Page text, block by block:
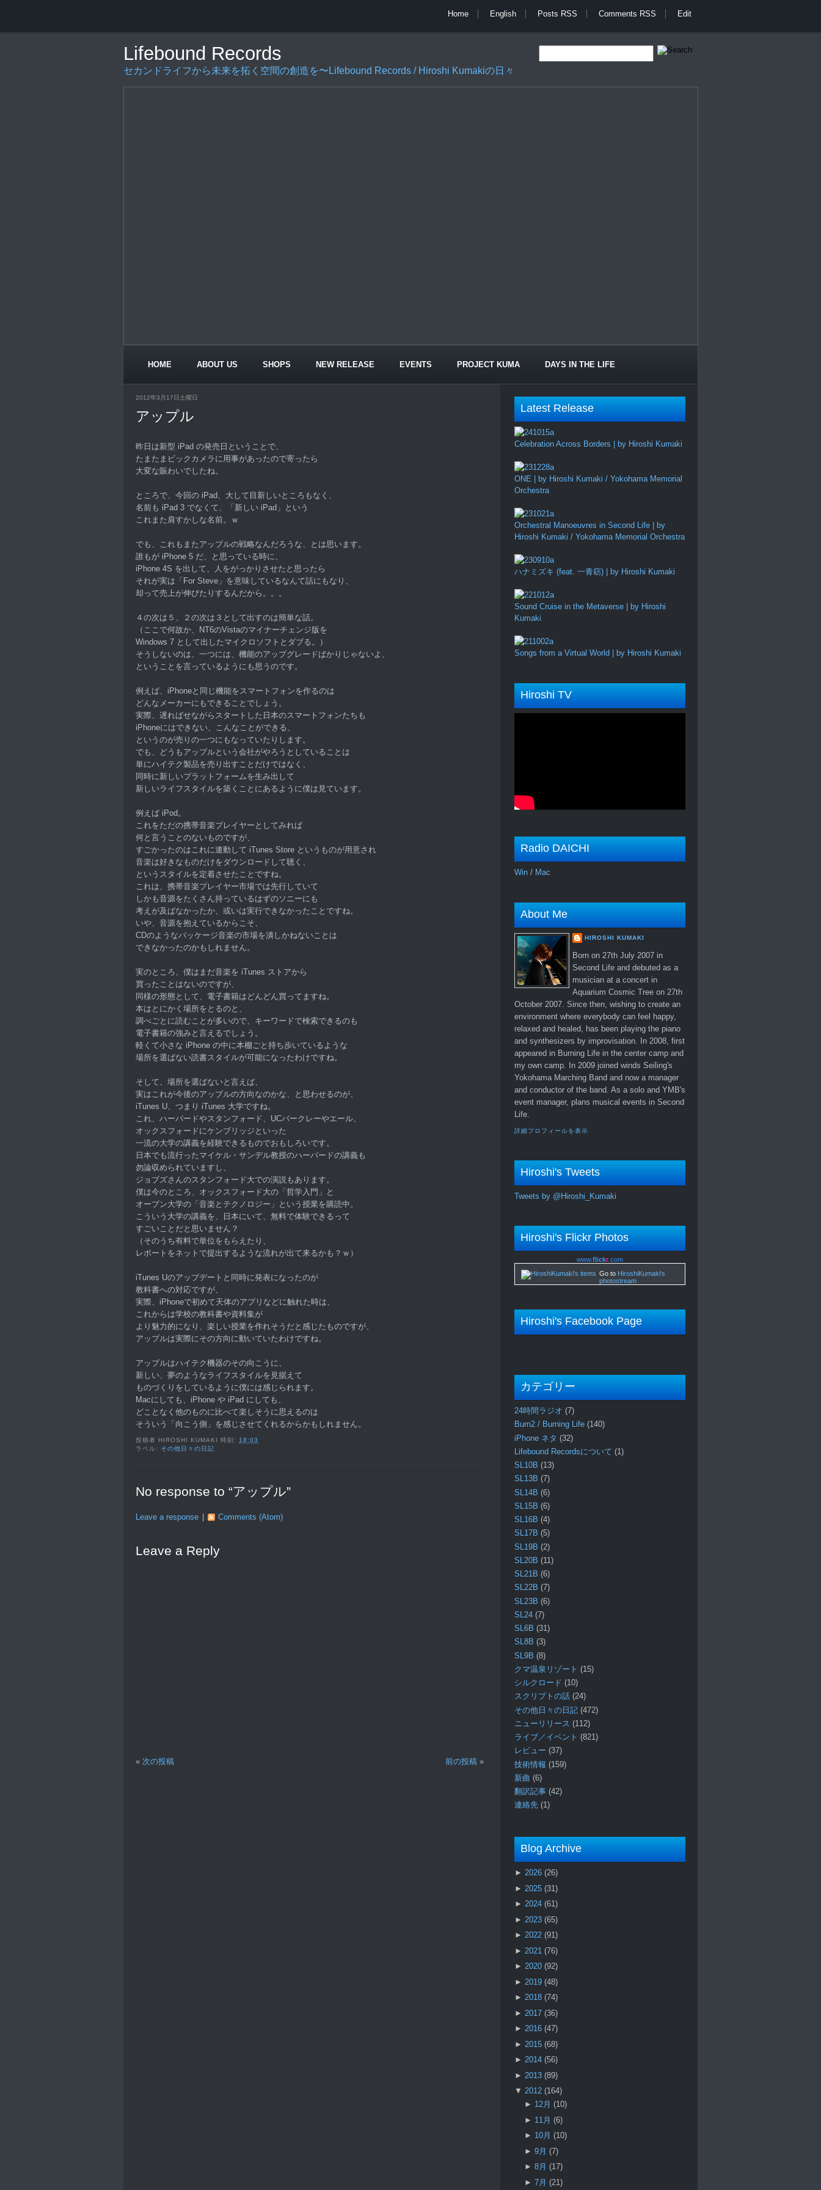
Home English Posts RSS Comments RSS Edit
Lifebound Records
セカンドライフから未来を拓く空間の創造を〜Lifebound Records / Hiroshi Kumakiの日々
HOME ABOUT US SHOPS NEW RELEASE EVENTS PROJECT KUMA DAYS IN THE LIFE
2012年3月17日土曜日
アップル
昨日は新型 iPad の発売日ということで、
たまたまビックカメラに用事があったので寄ったら
大変な賑わいでしたね。
ところで、今回の iPad、大して目新しいところもなく、
名前も iPad 3 でなくて、「新しい iPad」という
これまた肩すかしな名前。ｗ
でも、これもまたアップルの戦略なんだろうな、とは思います。
誰もが iPhone 5 だ、と思っている時に、
iPhone 4S を出して、人をがっかりさせたと思ったら
それが実は「For Steve」を意味しているなんて話にもなり、
却って売上が伸びたりするんだから。。。
４の次は５、２の次は３として出すのは簡単な話。
（ここで何故か、NT6のVistaのマイナーチェンジ版を
Windows 7 として出したマイクロソフトとダブる。）
そうしないのは、一つには、機能のアップグレードばかりじゃないよ、
ということを言っているようにも思うのです。
例えば、iPhoneと同じ機能をスマートフォンを作るのは
どんなメーカーにもできることでしょう。
実際、遅ればせながらスタートした日本のスマートフォンたちも
iPhoneにはできない、こんなことができる、
というのが売りの一つにもなっていたりします。
でも、どうもアップルという会社がやろうとしていることは
単にハイテク製品を売り出すことだけではなく、
同時に新しいプラットフォームを生み出して
新しいライフスタイルを築くことにあるように僕は見ています。
例えば iPod。
これをただの携帯音楽プレイヤーとしてみれば
何と言うことのないものですが、
すごかったのはこれに連動して iTunes Store というものが用意され
音楽は好きなものだけをダウンロードして聴く、
というスタイルを定着させたことですね。
これは、携帯音楽プレイヤー市場では先行していて
しかも音源をたくさん持っているはずのソニーにも
考えが及ばなかったか、或いは実行できなかったことですね。
いや、音源を抱えているからこそ、
CDのようなパッケージ音楽の市場を潰しかねないことは
できなかったのかもしれません。
実のところ、僕はまだ音楽を iTunes ストアから
買ったことはないのですが、
同様の形態として、電子書籍はどんどん買ってますね。
本はとにかく場所をとるのと、
調べごとに読むことが多いので、キーワードで検索できるのも
電子書籍の強みと言えるでしょう。
軽くて小さな iPhone の中に本棚ごと持ち歩いているような
場所を選ばない読書スタイルが可能になったわけですね。
そして、場所を選ばないと言えば、
実はこれが今後のアップルの方向なのかな、と思わせるのが、
iTunes U、つまり iTunes 大学ですね。
これ、ハーバードやスタンフォード、UCバークレーやエール、
オックスフォードにケンブリッジといった
一流の大学の講義を経験できるものでおもしろいです。
日本でも流行ったマイケル・サンデル教授のハーバードの講義も
勿論収められていますし、
ジョブズさんのスタンフォード大での演説もあります。
僕は今のところ、オックスフォード大の「哲学入門」と
オープン大学の「音楽とテクノロジー」という授業を購読中。
こういう大学の講義を、日本にいて、無料で体験できるって
すごいことだと思いません？
（そのうち有料で単位をもらえたり、
レポートをネットで提出するような流れが出て来るかも？ｗ）
iTunes Uのアップデートと同時に発表になったのが
教科書への対応ですが、
実際、iPhoneで初めて天体のアプリなどに触れた時は、
これからは学校の教科書や資料集が
より魅力的になり、楽しい授業を作れそうだと感じたものですが、
アップルは実際にその方向に動いていたわけですね。
アップルはハイテク機器のその向こうに、
新しい、夢のようなライフスタイルを見据えて
ものづくりをしているように僕には感じられます。
Macにしても、iPhone や iPad にしても、
どことなく他のものに比べて楽しそうに思えるのは
そういう「向こう側」を感じさせてくれるからかもしれません。
投稿者 HIROSHI KUMAKI 時刻:18:03
ラベル: その他日々の日記
No response to “アップル”
Leave a response Comments (Atom)
Leave a Reply
« 次の投稿 前の投稿 »
Latest Release
Celebration Across Borders | by Hiroshi Kumaki
ONE | by Hiroshi Kumaki / Yokohama Memorial
Orchestra
Orchestral Manoeuvres in Second Life | by
Hiroshi Kumaki / Yokohama Memorial Orchestra
ハナミズキ (feat. 一青窈) | by Hiroshi Kumaki
Sound Cruise in the Metaverse | by Hiroshi
Kumaki
Songs from a Virtual World | by Hiroshi Kumaki
Hiroshi TV
Radio DAICHI
Win / Mac
About Me
HIROSHI KUMAKI
Born on 27th July 2007 in
Second Life and debuted as a
musician at a concert in
Aquarium Cosmic Tree on 27th
October 2007. Since then, wishing to create an
environment where everybody can feel happy,
relaxed and healed, has been playing the piano
and synthesizers by improvisation. In 2008, first
appeared in Burning Life in the center camp and
my own camp. In 2009 joined winds Seiling's
Yokohama Marching Band and now a manager
and conductor of the band. As a solo and YMB's
event manager, plans musical events in Second
Life.
詳細プロフィールを表示
Hiroshi's Tweets
Tweets by @Hiroshi_Kumaki
Hiroshi's Flickr Photos
www.flickr .com
Go to HiroshiKumaki's
photostream
Hiroshi's Facebook Page
カテゴリー
24時間ラジオ (7)
Burn2 / Burning Life (140)
iPhone ネタ (32)
Lifebound Recordsについて (1)
SL10B (13)
SL13B (7)
SL14B (6)
SL15B (6)
SL16B (4)
SL17B (5)
SL19B (2)
SL20B (11)
SL21B (6)
SL22B (7)
SL23B (6)
SL24 (7)
SL6B (31)
SL8B (3)
SL9B (8)
クマ温泉リゾート (15)
シルクロード (10)
スクリプトの話 (24)
その他日々の日記 (472)
ニューリリース (112)
ライブ／イベント (821)
レビュー (37)
技術情報 (159)
新曲 (6)
翻訳記事 (42)
連絡先 (1)
Blog Archive
► 2026 (26)
► 2025 (31)
► 2024 (61)
► 2023 (65)
► 2022 (91)
► 2021 (76)
► 2020 (92)
► 2019 (48)
► 2018 (74)
► 2017 (36)
► 2016 (47)
► 2015 (68)
► 2014 (56)
► 2013 (89)
▼ 2012 (164)
► 12月 (10)
► 11月 (6)
► 10月 (10)
► 9月 (7)
► 8月 (17)
► 7月 (21)